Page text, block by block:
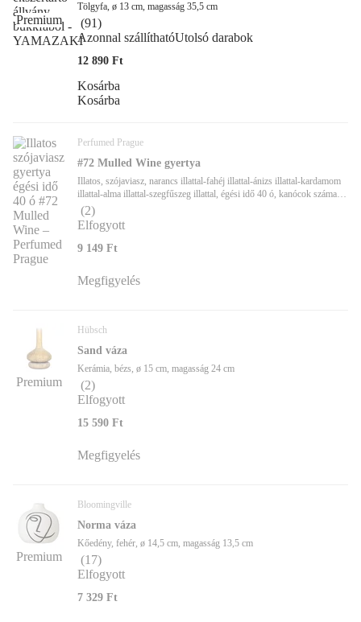
Premium
Tölgyfa, ø 13 cm, magasság 35,5 cm
(91)
Azonnal szállíthatóUtolsó darabok
12 890 Ft
Kosárba
Kosárba
Perfumed Prague
#72 Mulled Wine gyertya
Illatos, szójaviasz, narancs illattal-fahéj illattal-ánizs illattal-kardamom
illattal-alma illattal-szegfűszeg illattal, égési idő 40 ó, kanócok száma 1
db-os, ø 6,5 cm, magasság 8 cm
(2)
Elfogyott
9 149 Ft
Megfigyelés
Premium
Hübsch
Sand váza
Kerámia, bézs, ø 15 cm, magasság 24 cm
(2)
Elfogyott
15 590 Ft
Megfigyelés
Premium
Bloomingville
Norma váza
Kőedény, fehér, ø 14,5 cm, magasság 13,5 cm
(17)
Elfogyott
7 329 Ft